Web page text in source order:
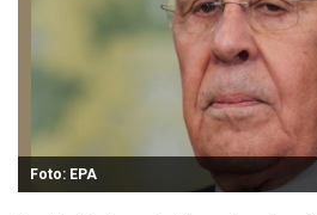
Foto: EPA